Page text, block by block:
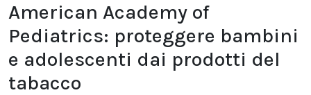
American Academy of
Pediatrics: proteggere bambini
e adolescenti dai prodotti del
tabacco